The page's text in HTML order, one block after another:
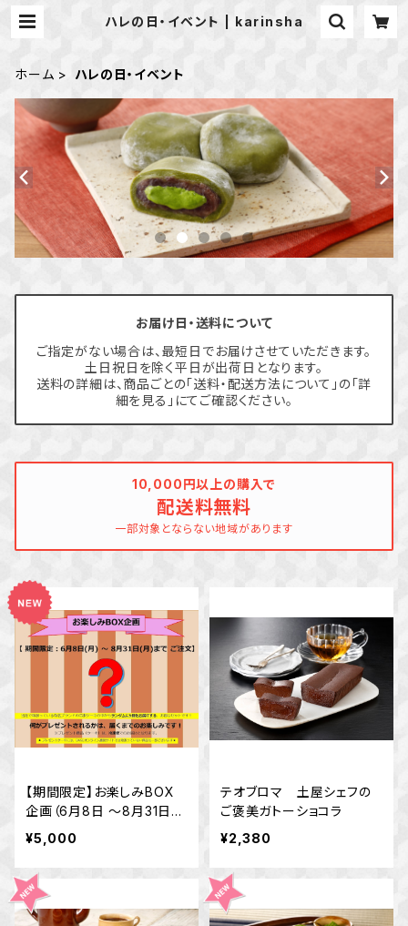
ハレの日・イベント | karinsha
ホーム ハレの日・イベント
お届け日・送料について
ご指定がない場合は、最短日でお届けさせていただきます。
土日祝日を除く平日が出荷日となります。
送料の詳細は、商品ごとの「送料・配送方法について」の「詳
細を見る」にてご確認ください。
10,000円以上の購入で
配送料無料
一部対象とならない地域があります
【期間限定】お楽しみBOX
企画（6月8日 ～8月31日ま
で）
¥5,000
テオブロマ 土屋シェフの
ご褒美ガトーショコラ
¥2,380